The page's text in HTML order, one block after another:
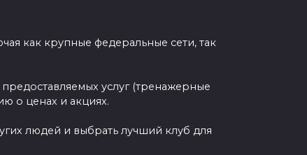
как крупные федеральные сети, так
услуг (тренажерные
о ценах и акциях.
людей и выбрать лучший клуб для